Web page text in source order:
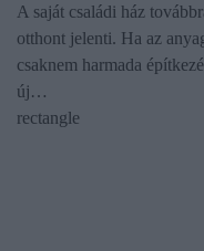
A saját családi ház
otthont jelenti. Ha az
csaknem harmada
új…
rectangle